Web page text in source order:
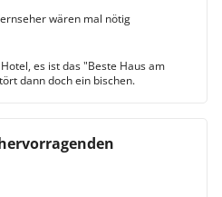
wären mal nötig
es ist das "Beste Haus am
dann doch ein bischen.